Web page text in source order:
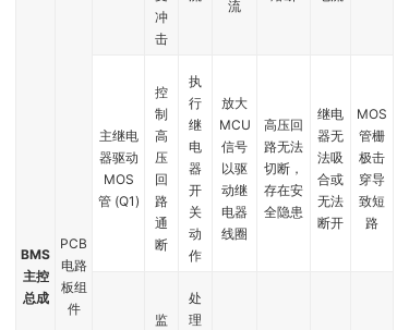
BMS
主控
总成
PCB
电路
板组
件
冲
击
流
主继电
器驱动
MOS
管 (Q1)
控
制
高
压
回
路
通
断
执
行
继
电
器
开
关
动
作
放大
MCU
信号
以驱
动继
电器
线圈
高压回
路无法
切断，
存在安
全隐患
继电
器无
法吸
合或
无法
断开
MOS
管栅
极击
穿导
致短
路
监
处
理